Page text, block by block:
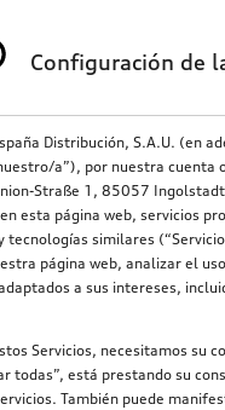
Configuración de
Distribución, S.A.U. (en
a”), por nuestra cuenta
Straße 1, 85057
esta página web, servicios
tecnologías similares
página web, analizar el
a sus intereses,
Servicios, necesitamos su
todas”, está prestando su
También puede